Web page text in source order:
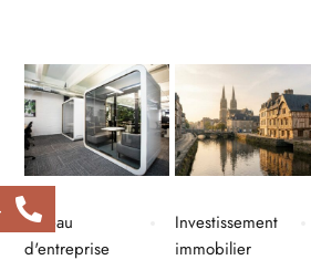
Bureau
d'entreprise
Investissement
immobilier